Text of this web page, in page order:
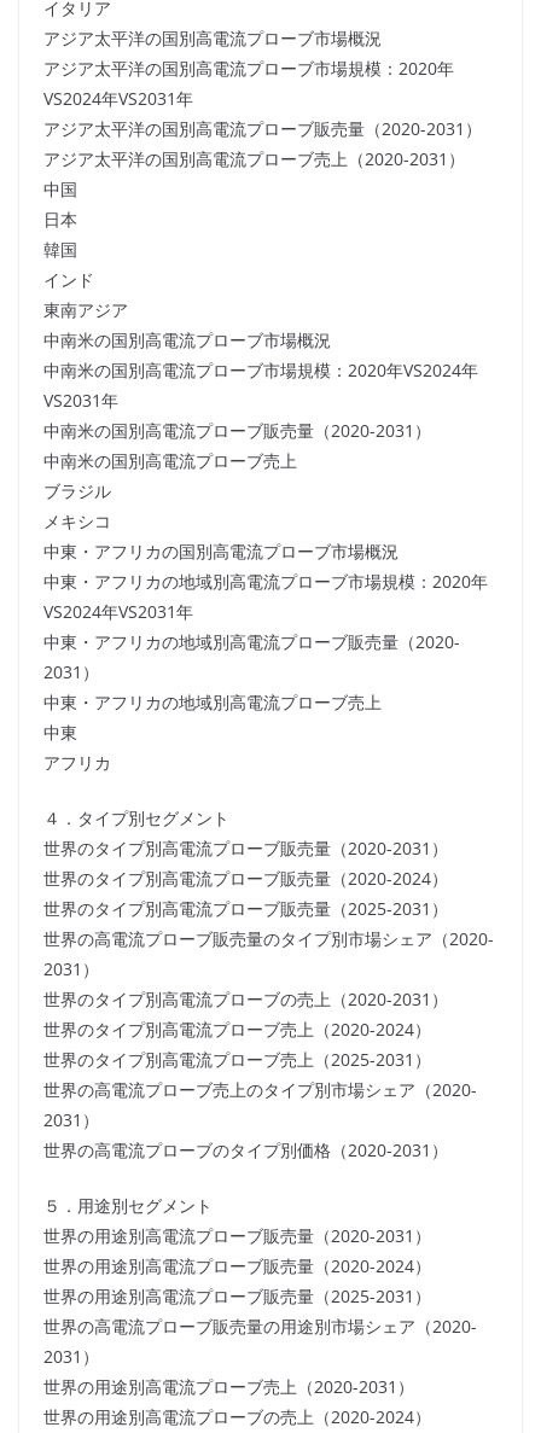
イタリア
アジア太平洋の国別高電流プローブ市場概況
アジア太平洋の国別高電流プローブ市場規模：2020年
VS2024年VS2031年
アジア太平洋の国別高電流プローブ販売量（2020-2031）
アジア太平洋の国別高電流プローブ売上（2020-2031）
中国
日本
韓国
インド
東南アジア
中南米の国別高電流プローブ市場概況
中南米の国別高電流プローブ市場規模：2020年VS2024年
VS2031年
中南米の国別高電流プローブ販売量（2020-2031）
中南米の国別高電流プローブ売上
ブラジル
メキシコ
中東・アフリカの国別高電流プローブ市場概況
中東・アフリカの地域別高電流プローブ市場規模：2020年
VS2024年VS2031年
中東・アフリカの地域別高電流プローブ販売量（2020-
2031）
中東・アフリカの地域別高電流プローブ売上
中東
アフリカ
４．タイプ別セグメント
世界のタイプ別高電流プローブ販売量（2020-2031）
世界のタイプ別高電流プローブ販売量（2020-2024）
世界のタイプ別高電流プローブ販売量（2025-2031）
世界の高電流プローブ販売量のタイプ別市場シェア（2020-
2031）
世界のタイプ別高電流プローブの売上（2020-2031）
世界のタイプ別高電流プローブ売上（2020-2024）
世界のタイプ別高電流プローブ売上（2025-2031）
世界の高電流プローブ売上のタイプ別市場シェア（2020-
2031）
世界の高電流プローブのタイプ別価格（2020-2031）
５．用途別セグメント
世界の用途別高電流プローブ販売量（2020-2031）
世界の用途別高電流プローブ販売量（2020-2024）
世界の用途別高電流プローブ販売量（2025-2031）
世界の高電流プローブ販売量の用途別市場シェア（2020-
2031）
世界の用途別高電流プローブ売上（2020-2031）
世界の用途別高電流プローブの売上（2020-2024）